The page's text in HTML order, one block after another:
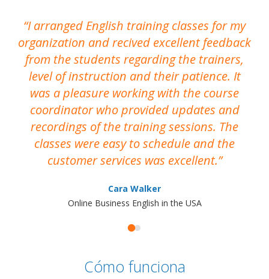
I arranged English training classes for my
organization and recived excellent feedback
from the students regarding the trainers,
level of instruction and their patience. It
was a pleasure working with the course
coordinator who provided updates and
recordings of the training sessions. The
classes were easy to schedule and the
customer services was excellent.
Cara Walker
Online Business English in the USA
Cómo funciona